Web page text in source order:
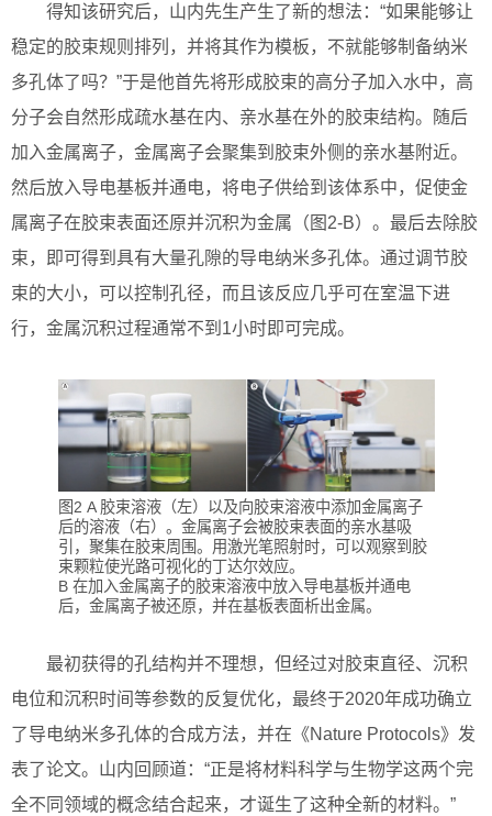
得知该研究后，山内先生产生了新的想法：“如果能够让
稳定的胶束规则排列，并将其作为模板，不就能够制备纳米
多孔体了吗？”于是他首先将形成胶束的高分子加入水中，高
分子会自然形成疏水基在内、亲水基在外的胶束结构。随后
加入金属离子，金属离子会聚集到胶束外侧的亲水基附近。
然后放入导电基板并通电，将电子供给到该体系中，促使金
属离子在胶束表面还原并沉积为金属（图2-B）。最后去除胶
束，即可得到具有大量孔隙的导电纳米多孔体。通过调节胶
束的大小，可以控制孔径，而且该反应几乎可在室温下进
行，金属沉积过程通常不到1小时即可完成。
图2 A 胶束溶液（左）以及向胶束溶液中添加金属离子
后的溶液（右）。金属离子会被胶束表面的亲水基吸
引，聚集在胶束周围。用激光笔照射时，可以观察到胶
束颗粒使光路可视化的丁达尔效应。
B 在加入金属离子的胶束溶液中放入导电基板并通电
后，金属离子被还原，并在基板表面析出金属。
最初获得的孔结构并不理想，但经过对胶束直径、沉积
电位和沉积时间等参数的反复优化，最终于2020年成功确立
了导电纳米多孔体的合成方法，并在《Nature Protocols》发
表了论文。山内回顾道：“正是将材料科学与生物学这两个完
全不同领域的概念结合起来，才诞生了这种全新的材料。”